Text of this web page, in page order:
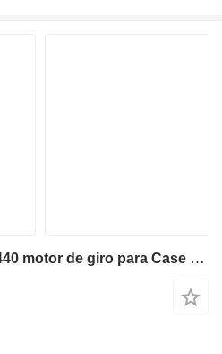
Case KSC10250 KSC11440 motor de giro para Case CX300B CX300C CX300D CX300E CX350B CX350C CX350D CX360B CX370B CX370C CX380C CX380D CX380E CX290B excavadora